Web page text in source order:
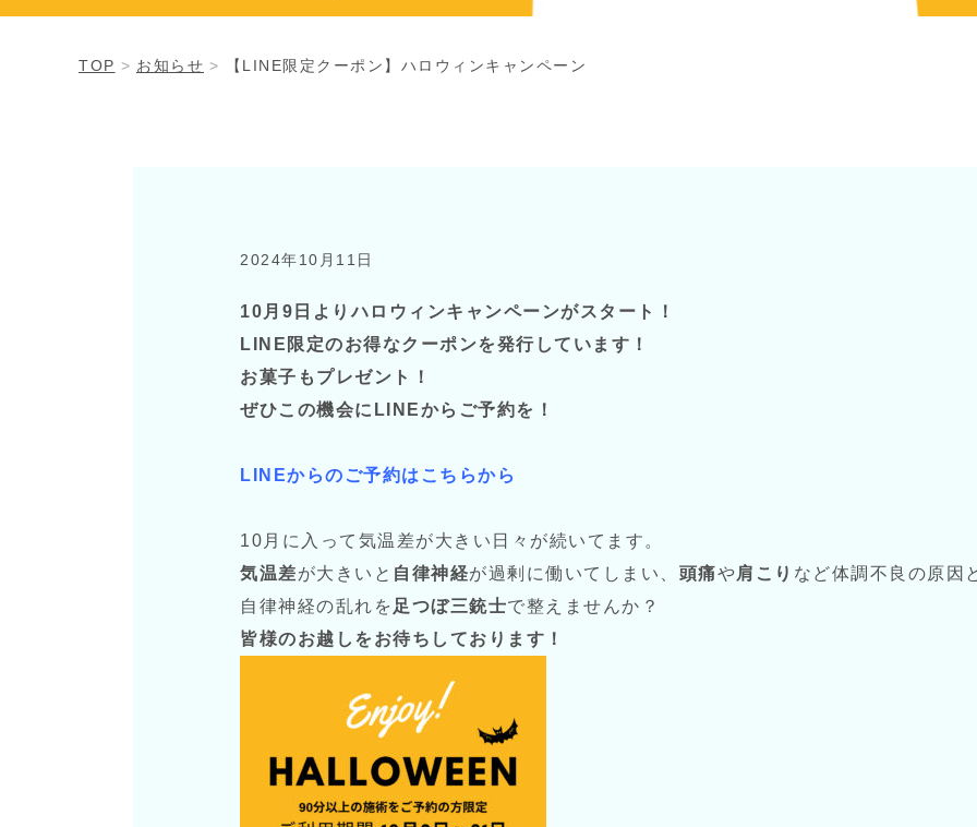
TOP お知らせ 【LINE限定クーポン】ハロウィンキャンペーン
2024年10月11日
10月9日よりハロウィンキャンペーンがスタート！
LINE限定のお得なクーポンを発行しています！
お菓子もプレゼント！
ぜひこの機会にLINEからご予約を！
LINEからのご予約はこちらから
10月に入って気温差が大きい日々が続いてます。
気温差が大きいと 自律神経が過剰に働いてしまい、 頭痛や肩こり など体調不良の原因
自律神経の乱れを 足つぼ三銃士で整えませんか？
皆様のお越しをお待ちしております！